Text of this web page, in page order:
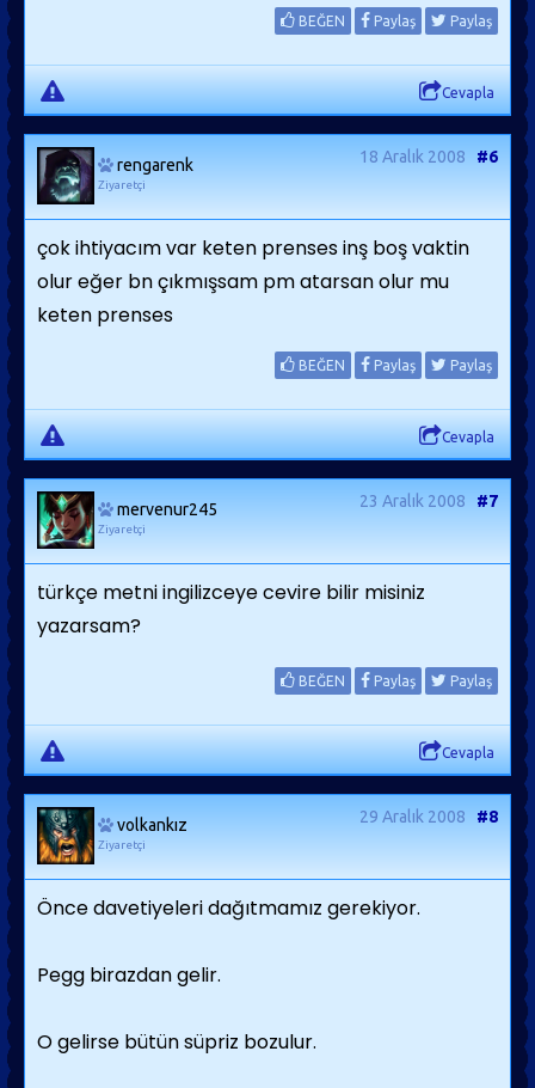
BEĞEN Paylaş Paylaş
Cevapla
rengarenk
Ziyaretçi
18 Aralık 2008 #6
çok ihtiyacım var keten prenses inş boş vaktin
olur eğer bn çıkmışsam pm atarsan olur mu
keten prenses
BEĞEN Paylaş Paylaş
Cevapla
mervenur245
Ziyaretçi
23 Aralık 2008 #7
türkçe metni ingilizceye cevire bilir misiniz
yazarsam?
BEĞEN Paylaş Paylaş
Cevapla
volkankız
Ziyaretçi
29 Aralık 2008 #8
Önce davetiyeleri dağıtmamız gerekiyor.
Pegg birazdan gelir.
O gelirse bütün süpriz bozulur.